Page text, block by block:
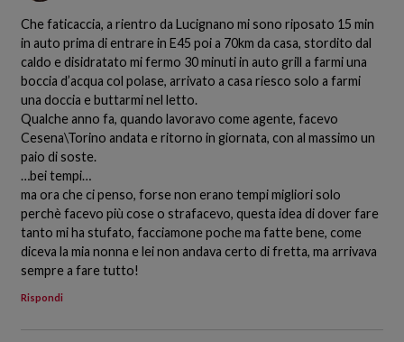
Che faticaccia, a rientro da Lucignano mi sono riposato 15 min
in auto prima di entrare in E45 poi a 70km da casa, stordito dal
caldo e disidratato mi fermo 30 minuti in auto grill a farmi una
boccia d’acqua col polase, arrivato a casa riesco solo a farmi
una doccia e buttarmi nel letto.
Qualche anno fa, quando lavoravo come agente, facevo
Cesena\Torino andata e ritorno in giornata, con al massimo un
paio di soste.
…bei tempi…
ma ora che ci penso, forse non erano tempi migliori solo
perchè facevo più cose o strafacevo, questa idea di dover fare
tanto mi ha stufato, facciamone poche ma fatte bene, come
diceva la mia nonna e lei non andava certo di fretta, ma arrivava
sempre a fare tutto!
Rispondi